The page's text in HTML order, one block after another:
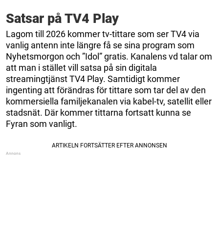
Satsar på TV4 Play
Lagom till 2026 kommer tv-tittare som ser TV4 via
vanlig antenn inte längre få se sina program som
Nyhetsmorgon och ”Idol” gratis. Kanalens vd talar om
att man i stället vill satsa på sin digitala
streamingtjänst TV4 Play. Samtidigt kommer
ingenting att förändras för tittare som tar del av den
kommersiella familjekanalen via kabel-tv, satellit eller
stadsnät. Där kommer tittarna fortsatt kunna se
Fyran som vanligt.